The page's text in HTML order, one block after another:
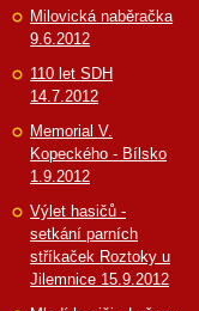
Milovická naběračka
9.6.2012
110 let SDH
14.7.2012
Memorial V.
Kopeckého - Bílsko
1.9.2012
Výlet hasičů -
setkání parních
stříkaček Roztoky u
Jilemnice 15.9.2012